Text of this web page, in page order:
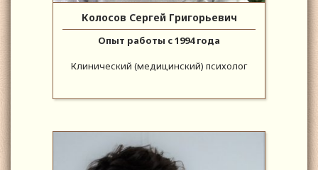
Колосов Сергей Григорьевич
Опыт работы с 1994 года
Клинический (медицинский) психолог